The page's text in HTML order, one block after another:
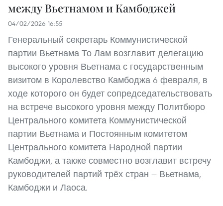
между Вьетнамом и Камбоджей
04/02/2026 16:55
Генеральный секретарь Коммунистической
партии Вьетнама То Лам возглавит делегацию
высокого уровня Вьетнама с государственным
визитом в Королевство Камбоджа 6 февраля, в
ходе которого он будет сопредседательствовать
на встрече высокого уровня между Политбюро
Центрального комитета Коммунистической
партии Вьетнама и Постоянным комитетом
Центрального комитета Народной партии
Камбоджи, а также совместно возглавит встречу
руководителей партий трёх стран — Вьетнама,
Камбоджи и Лаоса.